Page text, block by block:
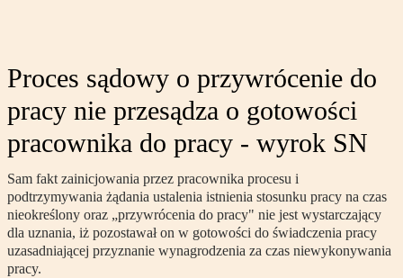
Proces sądowy o przywrócenie do
pracy nie przesądza o gotowości
pracownika do pracy - wyrok SN
Sam fakt zainicjowania przez pracownika procesu i
podtrzymywania żądania ustalenia istnienia stosunku pracy na czas
nieokreślony oraz „przywrócenia do pracy" nie jest wystarczający
dla uznania, iż pozostawał on w gotowości do świadczenia pracy
uzasadniającej przyznanie wynagrodzenia za czas niewykonywania
pracy.